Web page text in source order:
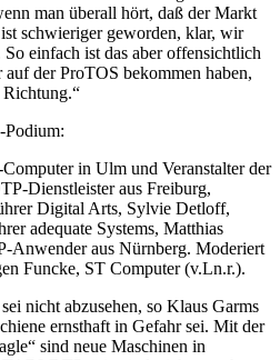
man überall hört, daß der Markt
schwieriger geworden, klar, wir
So einfach ist das aber offensichtlich
der ProTOS bekommen haben,
Richtung.“
Podium:
in Ulm und Veranstalter der
Dienstleister aus Freiburg,
Digital Arts, Sylvie Detloff,
adequate Systems, Matthias
Anwender aus Nürnberg. Moderiert
Funcke, ST Computer (v.Ln.r.).
nicht abzusehen, so Klaus Garms
ernsthaft in Gefahr sei. Mit der
sind neue Maschinen in